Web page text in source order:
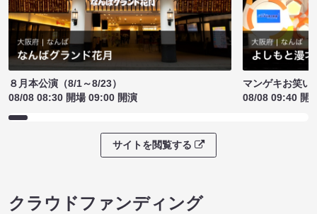
８月本公演（8/1～8/23）
08/08 08:30 開場 09:00 開演
マンゲキお笑い
08/08 09:40 開
サイトを閲覧する
クラウドファンディング